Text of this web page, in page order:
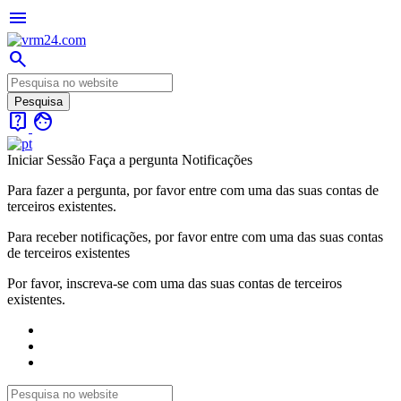
menu
search
live_help face
Iniciar Sessão Faça a pergunta Notificações
Para fazer a pergunta, por favor entre com uma das suas contas de
terceiros existentes.
Para receber notificações, por favor entre com uma das suas contas
de terceiros existentes
Por favor, inscreva-se com uma das suas contas de terceiros
existentes.